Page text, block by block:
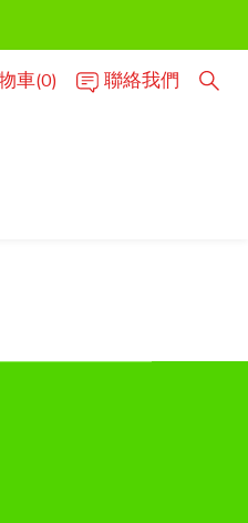
車(0) 聯絡我們